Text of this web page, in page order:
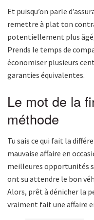
Et puisqu’on parle
remettre à plat ton
potentiellement plus
Prends le temps de
économiser plusieurs
garanties équivalentes.
Le mot de la
méthode
Tu sais ce qui fait la
mauvaise affaire en
meilleures opportunités
ont su attendre le bon
Alors, prêt à dénicher la
vraiment fait une affaire